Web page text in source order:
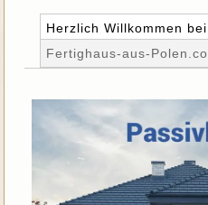
Herzlich Willkommen bei
Fertighaus-aus-